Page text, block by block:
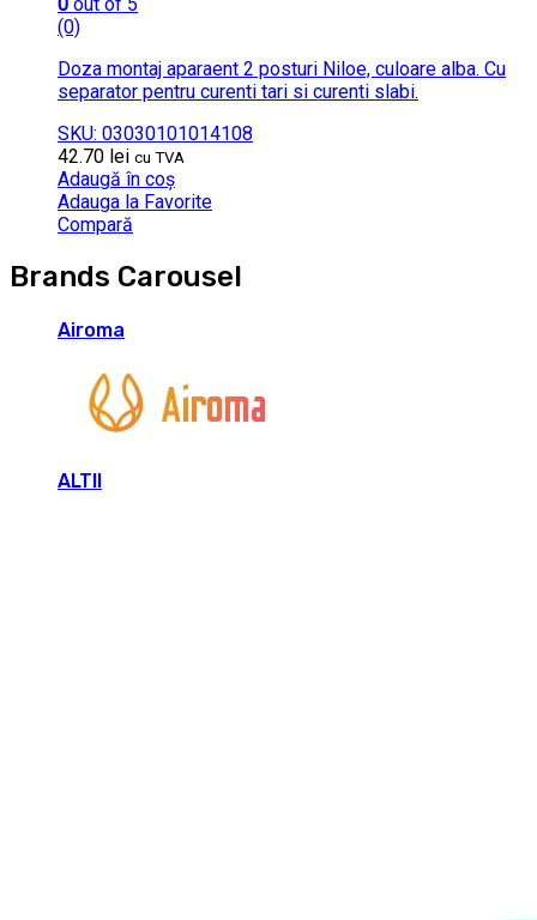
(0)
Doza montaj aparaent 2 posturi Niloe, culoare alba. Cu
separator pentru curenti tari si curenti slabi.
SKU: 03030101014108
42.70 lei cu TVA
Adaugă în coș
Adauga la Favorite
Compară
Brands Carousel
Airoma
ALTII